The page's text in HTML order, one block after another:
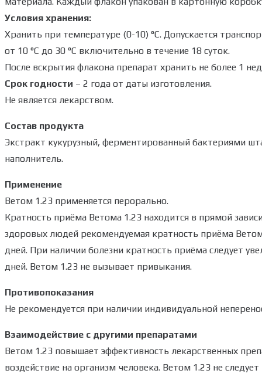
Условия хранения:
Хранить при температуре (0-10) °С. Допускается
от 10 °С до 30 °С включительно в течение 18 суток.
После вскрытия флакона препарат хранить не более 1
Срок годности – 2 года от даты изготовления.
Не является лекарством.
Состав продукта
Экстракт кукурузный, ферментированный бактериями
наполнитель.
Применение
Ветом 1.23 применяется перорально.
Кратность приёма Ветома 1.23 находится в прямой
здоровых людей рекомендуемая кратность приёма
дней. При наличии болезни кратность приёма следует
дней. Ветом 1.23 не вызывает привыкания.
Противопоказания
Не рекомендуется при наличии индивидуальной
Взаимодействие с другими препаратами
Ветом 1.23 повышает эффективность лекарственных
воздействие на организм человека. Ветом 1.23 не